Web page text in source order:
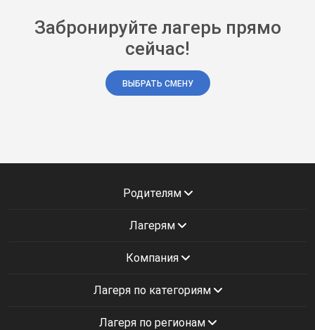
Забронируйте лагерь прямо
сейчас!
ВЫБРАТЬ СМЕНУ
Родителям
Лагерям
Компания
Лагеря по категориям
Лагеря по регионам